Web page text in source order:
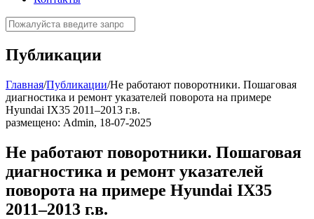
Публикации
Главная/Публикации/Не работают поворотники. Пошаговая
диагностика и ремонт указателей поворота на примере
Hyundai IX35 2011–2013 г.в.
размещено: Admin, 18-07-2025
Не работают поворотники. Пошаговая
диагностика и ремонт указателей
поворота на примере Hyundai IX35
2011–2013 г.в.